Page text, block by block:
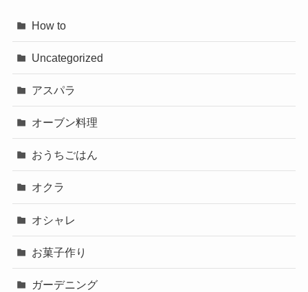
How to
Uncategorized
アスパラ
オーブン料理
おうちごはん
オクラ
オシャレ
お菓子作り
ガーデニング